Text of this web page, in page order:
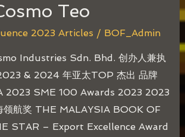
Teo
2023 Articles / BOF_Admin
Industries Sdn. Bhd. 创办人兼执
& 2024 年亚太TOP 杰出 品牌
2023 SME 100 Awards 2023 2023
领航奖 THE MALAYSIA BOOK OF
STAR – Export Excellence Award